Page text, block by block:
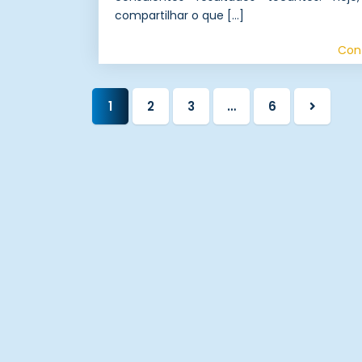
compartilhar o que […]
1 2 3 … 6 Próxima
página